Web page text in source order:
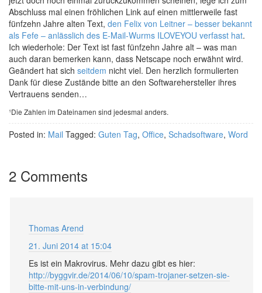
Abschluss mal einen fröhlichen Link auf einen mittlerweile fast
fünfzehn Jahre alten Text, den Felix von Leitner – besser bekannt
als Fefe – anlässlich des E-Mail-Wurms ILOVEYOU verfasst hat.
Ich wiederhole: Der Text ist fast fünfzehn Jahre alt – was man
auch daran bemerken kann, dass Netscape noch erwähnt wird.
Geändert hat sich seitdem nicht viel. Den herzlich formulierten
Dank für diese Zustände bitte an den Softwarehersteller ihres
Vertrauens senden…
¹Die Zahlen im Dateinamen sind jedesmal anders.
Posted in: Mail Tagged: Guten Tag, Office, Schadsoftware, Word
2 Comments
Thomas Arend
21. Juni 2014 at 15:04
Es ist ein Makrovirus. Mehr dazu gibt es hier:
http://byggvir.de/2014/06/10/spam-trojaner-setzen-sie-
bitte-mit-uns-in-verbindung/